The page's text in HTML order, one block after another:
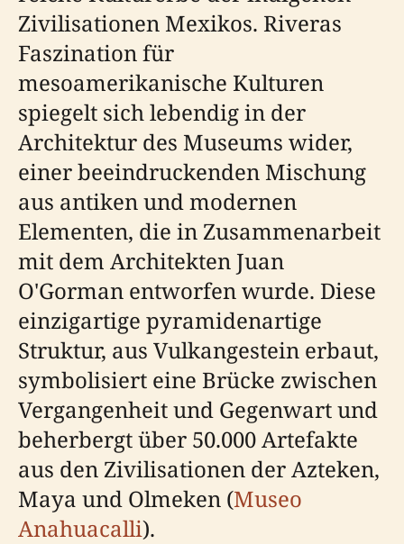
Zivilisationen Mexikos. Riveras
Faszination für
mesoamerikanische Kulturen
spiegelt sich lebendig in der
Architektur des Museums wider,
einer beeindruckenden Mischung
aus antiken und modernen
Elementen, die in Zusammenarbeit
mit dem Architekten Juan
O'Gorman entworfen wurde. Diese
einzigartige pyramidenartige
Struktur, aus Vulkangestein erbaut,
symbolisiert eine Brücke zwischen
Vergangenheit und Gegenwart und
beherbergt über 50.000 Artefakte
aus den Zivilisationen der Azteken,
Maya und Olmeken (Museo
Anahuacalli).